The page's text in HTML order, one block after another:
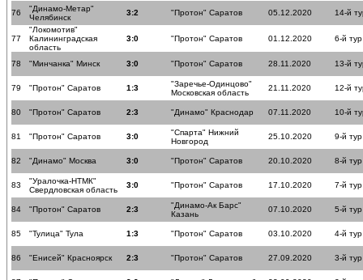
76
"Динамо-Метар"
Челябинск
3:2 "Протон" Саратов 05.12.2020 14-й
77
"Локомотив"
Калининградская
область
3:0 "Протон" Саратов 01.12.2020 6-й тур
78 "Минчанка" Минск 3:0 "Протон" Саратов 28.11.2020 13-й
79 "Протон" Саратов 1:3
"Заречье-Одинцово"
Московская область
21.11.2020 12-й
80 "Протон" Саратов 2:3 "Динамо" Краснодар 07.11.2020 10-й
81 "Протон" Саратов 3:0
"Спарта" Нижний
Новгород
25.10.2020 9-й тур
82 "Динамо" Москва 3:0 "Протон" Саратов 20.10.2020 8-й тур
83
"Уралочка-НТМК"
Свердловская область
3:0 "Протон" Саратов 17.10.2020 7-й тур
84 "Протон" Саратов 2:3
"Динамо-Ак Барс"
Казань
07.10.2020 5-й тур
85 "Тулица" Тула 1:3 "Протон" Саратов 03.10.2020 4-й тур
86 "Енисей" Красноярск 2:3 "Протон" Саратов 27.09.2020 3-й тур